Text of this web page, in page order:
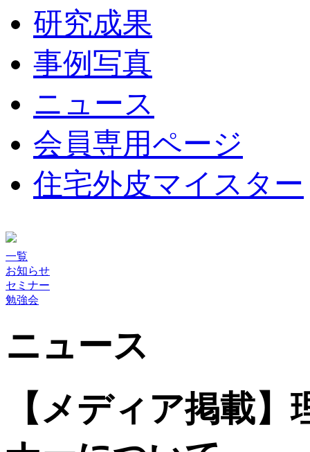
研究成果
事例写真
ニュース
会員専用ページ
住宅外皮マイスター
一覧
お知らせ
セミナー
勉強会
ニュース
【メディア掲載